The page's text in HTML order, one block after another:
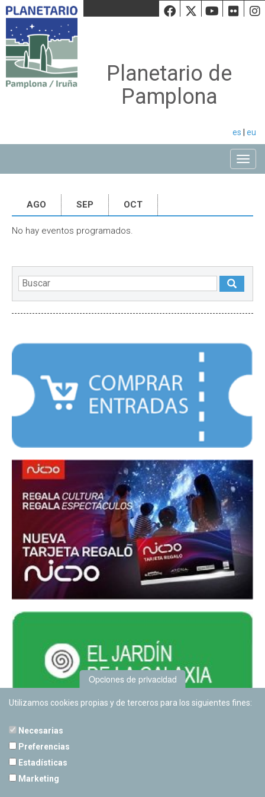
Facebook
Twiiter
Planetario de
Pamplona
es eu
AGO SEP OCT
No hay eventos programados.
Opciones de privacidad
Utilizamos cookies propias y de terceros para los siguientes fines:
Necesarias
Preferencias
Estadísticas
Marketing